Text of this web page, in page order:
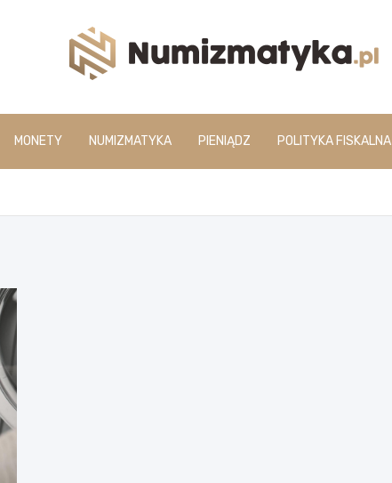
www.numizmatyka.pl
MONETY NUMIZMATYKA PIENIĄDZ POLITYKA FISKALNA